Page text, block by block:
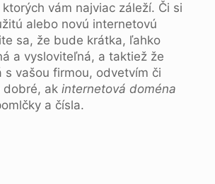
vám najviac záleží. Či si
alebo novú internetovú
sa, že bude krátka, ľahko
a vysloviteľná, a taktiež že
s vašou firmou, odvetvím či
dobré, ak internetová doména
a čísla.